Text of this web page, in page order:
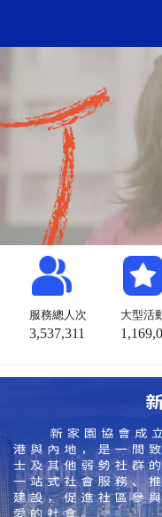
服務總人次
3,537,311
大型活